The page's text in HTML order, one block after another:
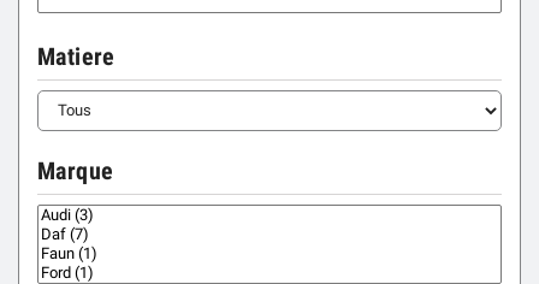
Matiere
Marque